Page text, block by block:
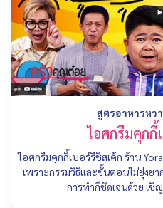
สูตรอาหารหว
ไอศกรีมคุกกี้
ไอศกรีมคุกกี้เบอร์รีชีสเค้ก ร้าน
เพราะกรรมวิธีและขั้นตอนไม่ยุ่งย
การทำก็ชัดเจนด้วย เชิ